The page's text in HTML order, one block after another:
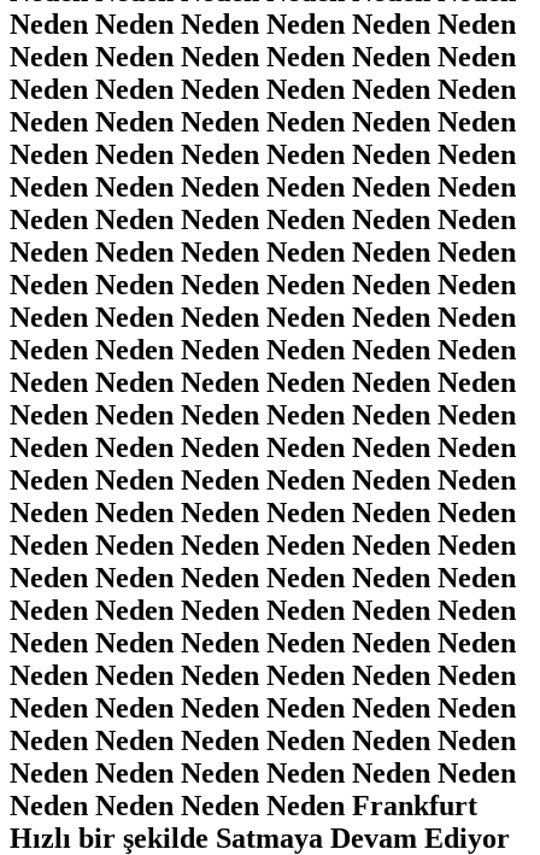
Neden Neden Neden Neden Neden Neden
Neden Neden Neden Neden Neden Neden
Neden Neden Neden Neden Neden Neden
Neden Neden Neden Neden Neden Neden
Neden Neden Neden Neden Neden Neden
Neden Neden Neden Neden Neden Neden
Neden Neden Neden Neden Neden Neden
Neden Neden Neden Neden Neden Neden
Neden Neden Neden Neden Neden Neden
Neden Neden Neden Neden Neden Neden
Neden Neden Neden Neden Neden Neden
Neden Neden Neden Neden Neden Neden
Neden Neden Neden Neden Neden Neden
Neden Neden Neden Neden Neden Neden
Neden Neden Neden Neden Neden Neden
Neden Neden Neden Neden Neden Neden
Neden Neden Neden Neden Neden Neden
Neden Neden Neden Neden Neden Neden
Neden Neden Neden Neden Neden Neden
Neden Neden Neden Neden Neden Neden
Neden Neden Neden Neden Neden Neden
Neden Neden Neden Neden Neden Neden
Neden Neden Neden Neden Neden Neden
Neden Neden Neden Neden Neden Neden
Neden Neden Neden Neden Frankfurt
Hızlı bir şekilde Satmaya Devam Ediyor